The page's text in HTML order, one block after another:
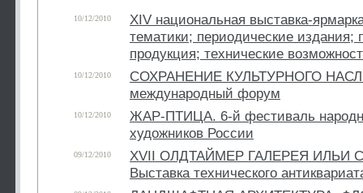
10/12/2010
XIV национальная выставка-
тематики; периодические издания;
продукция; технические
10/12/2010
СОХРАНЕНИЕ КУЛЬТУРНОГО
международный форум
10/12/2010
ЖАР-ПТИЦА. 6-й фестиваль
художников России
09/12/2010
XVII ОЛДТАЙМЕР ГАЛЕРЕЯ ИЛЬИ
Выставка технического